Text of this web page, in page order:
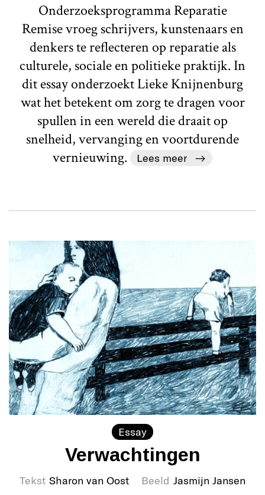
Onderzoeksprogramma Reparatie
Remise vroeg schrijvers, kunstenaars en
denkers te reflecteren op reparatie als
culturele, sociale en politieke praktijk. In
dit essay onderzoekt Lieke Knijnenburg
wat het betekent om zorg te dragen voor
spullen in een wereld die draait op
snelheid, vervanging en voortdurende
vernieuwing.
Lees meer
Essay
Verwachtingen
Tekst Sharon van Oost Beeld Jasmijn Jansen